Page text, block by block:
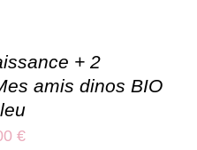
+ 2
amis dinos BIO
€